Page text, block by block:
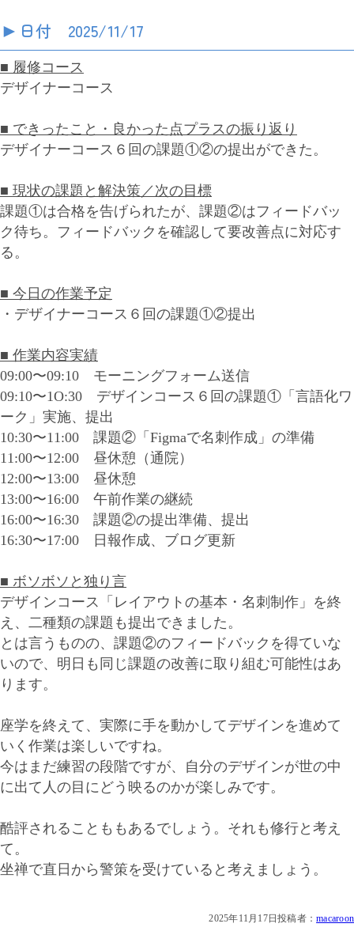
► 日付 2025/11/17
■ 履修コース
デザイナーコース
■ できったこと・良かった点プラスの振り返り
デザイナーコース６回の課題①②の提出ができた。
■ 現状の課題と解決策／次の目標
課題①は合格を告げられたが、課題②はフィードバッ
ク待ち。フィードバックを確認して要改善点に対応す
る。
■ 今日の作業予定
・デザイナーコース６回の課題①②提出
■ 作業内容実績
09:00〜09:10 モーニングフォーム送信
09:10〜1O:30 デザインコース６回の課題①「言語化ワ
ーク」実施、提出
10:30〜11:00 課題②「Figmaで名刺作成」の準備
11:00〜12:00 昼休憩（通院）
12:00〜13:00 昼休憩
13:00〜16:00 午前作業の継続
16:00〜16:30 課題②の提出準備、提出
16:30〜17:00 日報作成、ブログ更新
■ ボソボソと独り言
デザインコース「レイアウトの基本・名刺制作」を終
え、二種類の課題も提出できました。
とは言うものの、課題②のフィードバックを得ていな
いので、明日も同じ課題の改善に取り組む可能性はあ
ります。
座学を終えて、実際に手を動かしてデザインを進めて
いく作業は楽しいですね。
今はまだ練習の段階ですが、自分のデザインが世の中
に出て人の目にどう映るのかが楽しみです。
酷評されることももあるでしょう。それも修行と考え
て。
坐禅で直日から警策を受けていると考えましょう。
2025年11月17日投稿者：macaroon